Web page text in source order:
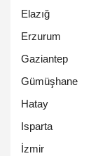
Elazığ
Erzurum
Gaziantep
Gümüşhane
Hatay
Isparta
İzmir